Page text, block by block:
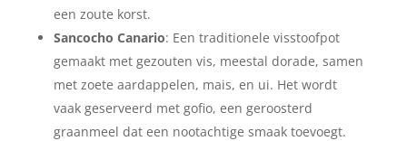
een zoute korst.
Sancocho Canario: Een traditionele visstoofpot
gemaakt met gezouten vis, meestal dorade, samen
met zoete aardappelen, mais, en ui. Het wordt
vaak geserveerd met gofio, een geroosterd
graanmeel dat een nootachtige smaak toevoegt.